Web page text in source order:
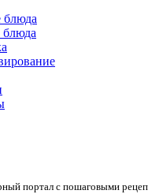
блюда
портал с пошаговыми